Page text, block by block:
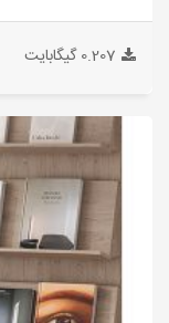
0.207 گیگابایت